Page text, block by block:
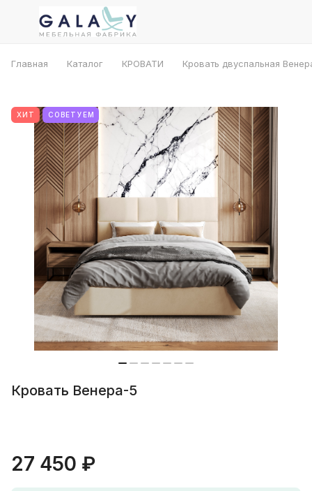
Главная Каталог КРОВАТИ Кровать двуспальная
ХИТ СОВЕТУЕМ
Кровать Венера-5
27 450 ₽